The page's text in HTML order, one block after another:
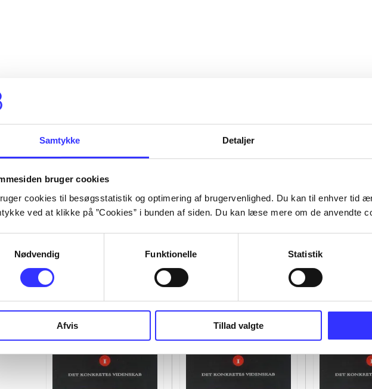
Samtykke Detaljer
bruger cookies
cookies til besøgsstatistik og optimering af brugervenlighed. Du kan til enhver tid
ved at klikke på ”Cookies” i bunden af siden. Du kan læse mere om de anvendte
Nødvendig
Funktionelle Statistik
Afvis Tillad valgte
...
...
...